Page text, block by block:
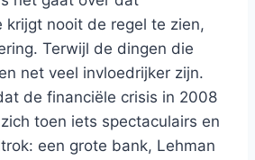
krijgt nooit de regel te zien,
Terwijl de dingen die
net veel invloedrijker zijn.
de financiële crisis in 2008
toen iets spectaculairs en
een grote bank, Lehman